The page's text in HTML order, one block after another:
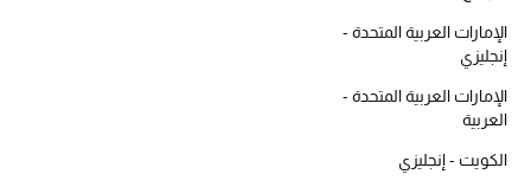
العناية بالبشرة
مستحضرات العناية
الإمارات العربية المتحدة -
إنجليزي
الإمارات العربية المتحدة -
العربية
الكويت - إنجليزي